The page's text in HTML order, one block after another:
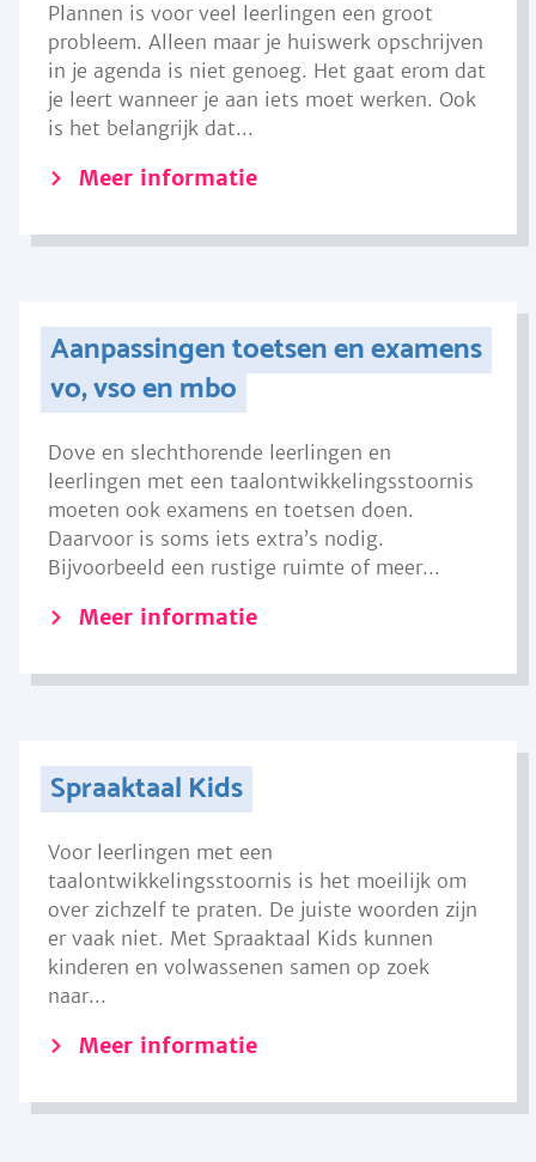
Plannen is voor veel leerlingen een groot
probleem. Alleen maar je huiswerk opschrijven
in je agenda is niet genoeg. Het gaat erom dat
je leert wanneer je aan iets moet werken. Ook
is het belangrijk dat...
Meer informatie
Aanpassingen toetsen en examens
vo, vso en mbo
Dove en slechthorende leerlingen en
leerlingen met een taalontwikkelingsstoornis
moeten ook examens en toetsen doen.
Daarvoor is soms iets extra’s nodig.
Bijvoorbeeld een rustige ruimte of meer...
Meer informatie
Spraaktaal Kids
Voor leerlingen met een
taalontwikkelingsstoornis is het moeilijk om
over zichzelf te praten. De juiste woorden zijn
er vaak niet. Met Spraaktaal Kids kunnen
kinderen en volwassenen samen op zoek
naar...
Meer informatie